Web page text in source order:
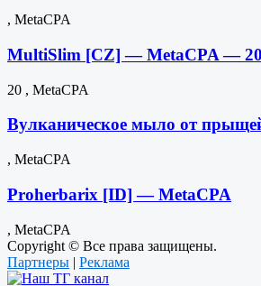
, MetaCPA
MultiSlim [CZ] — MetaCPA — 20
20 , MetaCPA
Вулканическое мыло от
, MetaCPA
Proherbarix [ID] — MetaCPA
, MetaCPA
Copyright © Все права защищены.
Партнеры | Реклама